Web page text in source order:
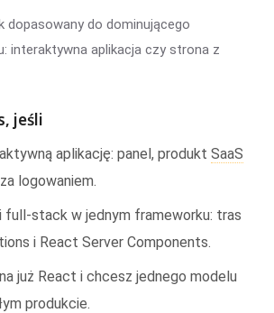
dopasowany do dominującego
interaktywna aplikacja czy strona z
jeśli
aplikację: panel, produkt SaaS
logowaniem.
full-stack w jednym frameworku: tras
i React Server Components.
już React i chcesz jednego modelu
produkcie.